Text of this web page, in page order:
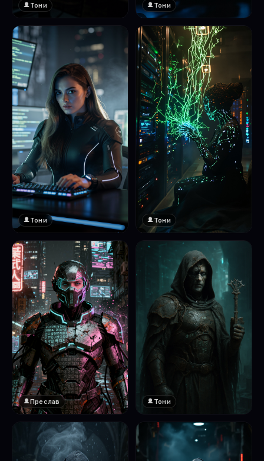
Тони
❤️
1
Тони
1
Тони
❤️
Тони
❤️
Преслав Тони